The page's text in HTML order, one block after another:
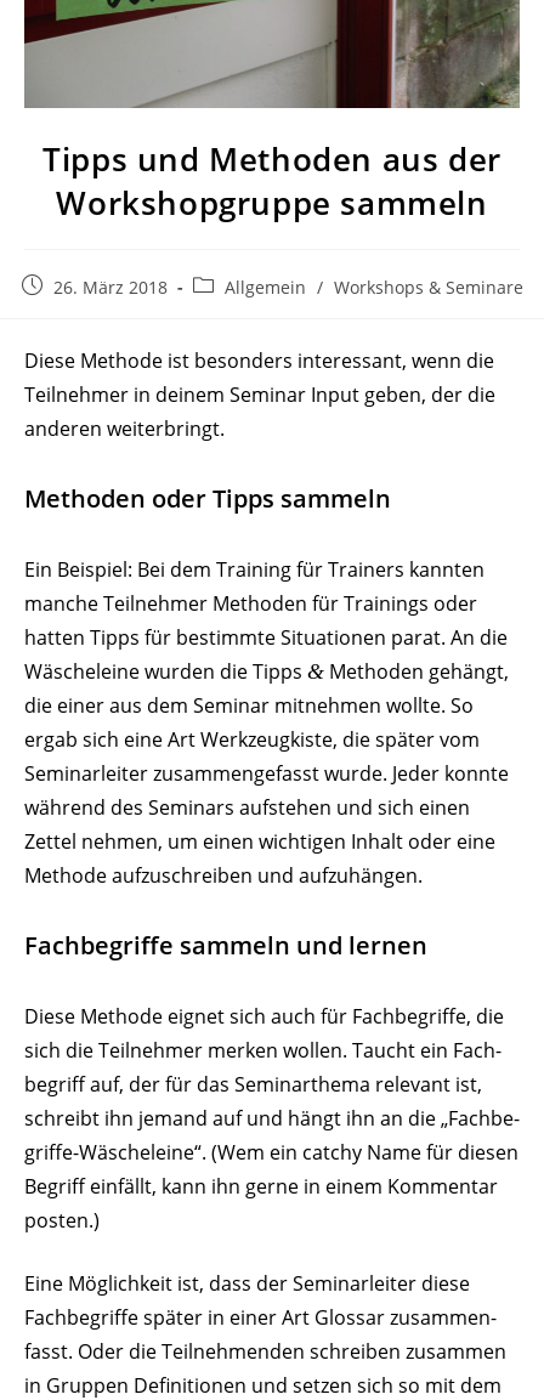
Tipps und Methoden aus der
Work­shop­gruppe sammeln
Beitrag26. März 2018
Beitrags-
Allgemein / Workshops & Seminare
Diese Methode ist besonders inter­essant, wenn die
Teil­nehmer in deinem Seminar Input geben, der die
anderen weiterbringt.
Methoden oder Tipps sammeln
Ein Beispiel: Bei dem Training für Trainers kannten
manche Teil­nehmer Methoden für Trai­nings oder
hatten Tipps für bestimmte Situa­tionen parat. An die
Wäsche­leine wurden die Tipps & Methoden gehängt,
die einer aus dem Seminar mitnehmen wollte. So
ergab sich eine Art Werk­zeug­kiste, die später vom
Semi­nar­leiter zusam­men­ge­fasst wurde. Jeder konnte
während des Seminars aufstehen und sich einen
Zettel nehmen, um einen wich­tigen Inhalt oder eine
Methode aufzu­schreiben und aufzuhängen.
Fach­be­griffe sammeln und lernen
Diese Methode eignet sich auch für Fach­be­griffe, die
sich die Teil­nehmer merken wollen. Taucht ein Fach­
be­griff auf, der für das Semi­nar­thema relevant ist,
schreibt ihn jemand auf und hängt ihn an die „Fach­be­
griffe-Wäsche­leine“. (Wem ein catchy Name für diesen
Begriff einfällt, kann ihn gerne in einem Kommentar
posten.)
Eine Möglichkeit ist, dass der Semi­nar­leiter diese
Fach­be­griffe später in einer Art Glossar zusam­men­
fasst. Oder die Teil­neh­menden schreiben zusammen
in Gruppen Defi­ni­tionen und setzen sich so mit dem